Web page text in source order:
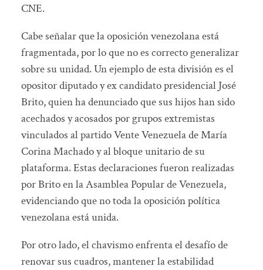
CNE.
Cabe señalar que la oposición venezolana está
fragmentada, por lo que no es correcto generalizar
sobre su unidad. Un ejemplo de esta división es el
opositor diputado y ex candidato presidencial José
Brito, quien ha denunciado que sus hijos han sido
acechados y acosados por grupos extremistas
vinculados al partido Vente Venezuela de María
Corina Machado y al bloque unitario de su
plataforma. Estas declaraciones fueron realizadas
por Brito en la Asamblea Popular de Venezuela,
evidenciando que no toda la oposición política
venezolana está unida.
Por otro lado, el chavismo enfrenta el desafío de
renovar sus cuadros, mantener la estabilidad